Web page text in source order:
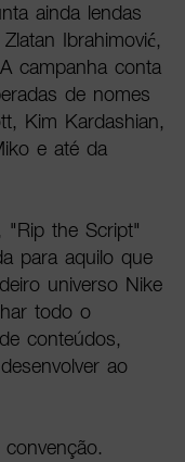
ainda lendas
Ibrahimović,
campanha conta
de nomes
Kim Kardashian,
e até da
"Rip the Script"
para aquilo que
universo Nike
todo o
conteúdos,
ao